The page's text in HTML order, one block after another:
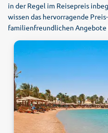
in der Regel im Reisepreis
wissen das hervorragende
familienfreundlichen Angebote